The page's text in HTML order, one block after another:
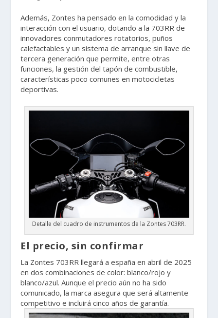
Además, Zontes ha pensado en la comodidad y la
interacción con el usuario, dotando a la 703RR de
innovadores conmutadores rotatorios, puños
calefactables y un sistema de arranque sin llave de
tercera generación que permite, entre otras
funciones, la gestión del tapón de combustible,
características poco comunes en motocicletas
deportivas.
Detalle del cuadro de instrumentos de la Zontes 703RR.
El precio, sin confirmar
La Zontes 703RR llegará a españa en abril de 2025
en dos combinaciones de color: blanco/rojo y
blanco/azul. Aunque el precio aún no ha sido
comunicado, la marca asegura que será altamente
competitivo e incluirá cinco años de garantía.